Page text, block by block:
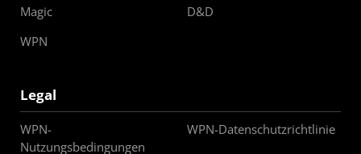
Magic
D&D
WPN
Legal
WPN-
Nutzungsbedingungen
WPN-Datenschutzrichtlinie